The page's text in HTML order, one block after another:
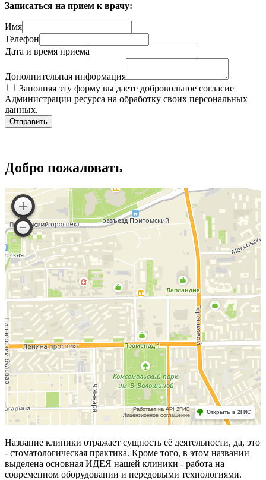
Записаться на прием к врачу:
Имя
Телефон
Дата и время приема
Дополнительная информация
Заполняя эту форму вы даете добровольное согласие
Администрации ресурса на обработку своих персональных
данных.
Отправить
Добро пожаловать
Название клиники отражает сущность её деятельности, да, это
- стоматологическая практика. Кроме того, в этом названии
выделена основная ИДЕЯ нашей клиники - работа на
современном оборудовании и передовыми технологиями.